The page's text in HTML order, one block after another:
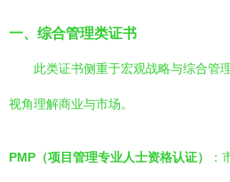
一、综合管理类证书
此类证书侧重于宏观战略与综合管
视角理解商业与市场。
PMP（项目管理专业人士资格认证） ：